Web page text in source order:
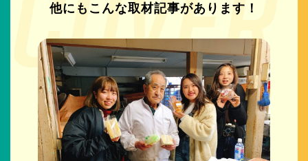
他にもこんな取材記事があります！